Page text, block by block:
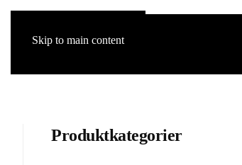
Skip to main content
Produktkategorier